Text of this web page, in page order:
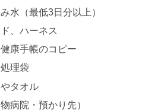
水（最低3日分以上）
、ハーネス
康手帳のコピー
理袋
タオル
病院・預かり先）